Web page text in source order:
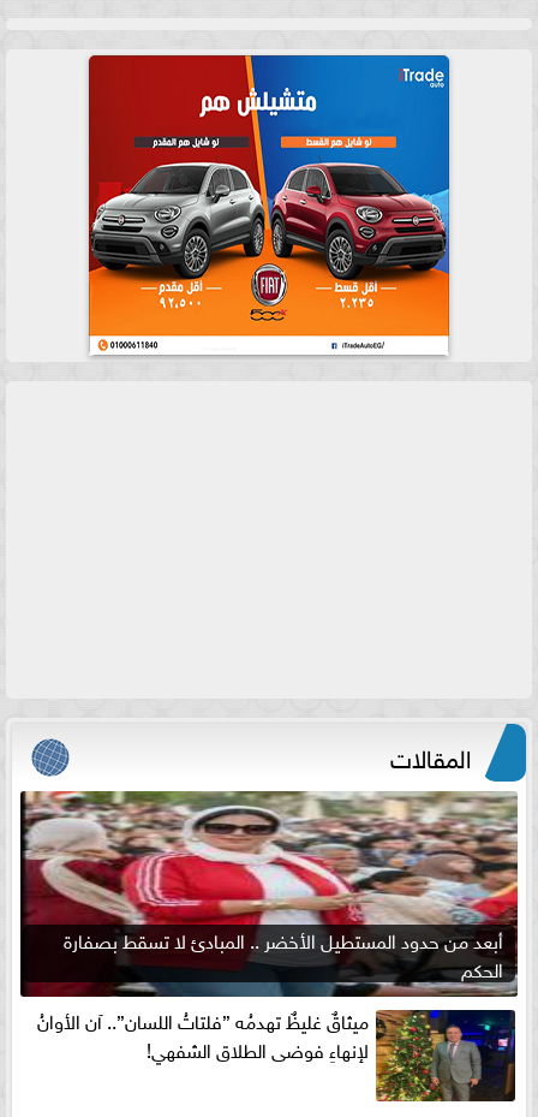
المقالات
أبعد من حدود المستطيل الأخضر .. المبادئ لا تسقط بصفارة
الحكم
ميثاقٌ غليظٌ تهدمُه ”فلتاتُ اللسان”.. آن الأوانُ
لإنهاءِ فوضى الطلاق الشفهي!